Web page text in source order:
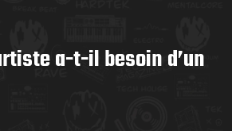
a-t-il besoin d’un